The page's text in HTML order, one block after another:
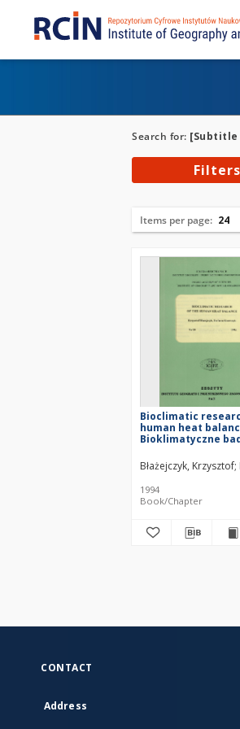
Search for: [Subtitle
Filters
Items per page: 24
Bioclimatic
human heat
Bioklimatyczne
człowieka
Błażejczyk, Krzysztof
1994
Book/Chapter
CONTACT
Address